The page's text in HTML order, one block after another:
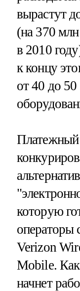
вырастут
(на 370
в 2010
к концу
от 40 до
Платежный
которую
Verizon
Mobile.
начнет